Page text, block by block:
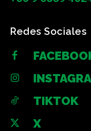
Redes Sociales
TIKTOK
X